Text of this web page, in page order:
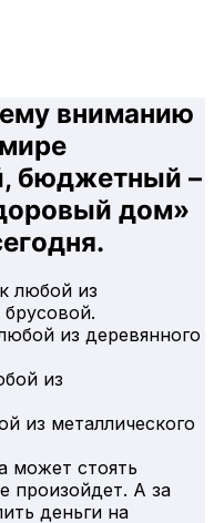
вниманию
бюджетный –
дом»
из деревянного
из металлического